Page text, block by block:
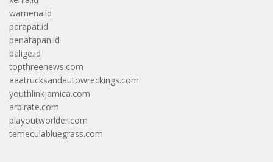
wamena.id
parapat.id
penatapan.id
balige.id
topthreenews.com
aaatrucksandautowreckings.com
youthlinkjamica.com
arbirate.com
playoutworlder.com
temeculabluegrass.com